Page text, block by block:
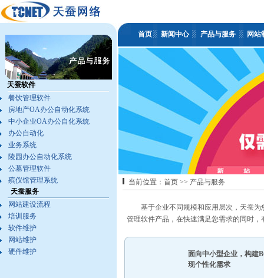
天蚕软件
餐饮管理软件
房地产OA办公自动化系统
中小企业OA办公自化系统
办公自动化
业务系统
陵园办公自动化系统
公墓管理软件
殡仪馆管理系统
天蚕服务
网站建设流程
培训服务
软件维护
网站维护
硬件维护
首页 新闻中心 产品与服务 网站
当前位置： 首页 >> 产品与服务
基于企业不同规模和应用层次，天蚕为
管理软件产品，在快速满足您需求的同时
面向中小型企业，构建
现个性化需求